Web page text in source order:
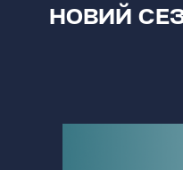
НОВИЙ